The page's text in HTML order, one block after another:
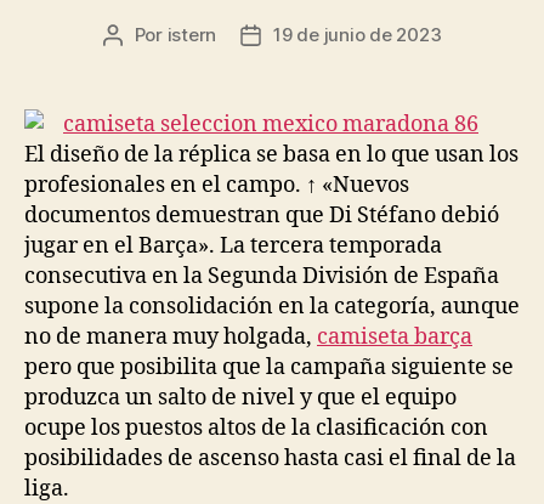
Autor
entrada
Por istern
Fecha
entrada
19 de junio de 2023
El diseño de la réplica se basa en lo que usan los
profesionales en el campo. ↑ «Nuevos
documentos demuestran que Di Stéfano debió
jugar en el Barça». La tercera temporada
consecutiva en la Segunda División de España
supone la consolidación en la categoría, aunque
no de manera muy holgada, camiseta barça
pero que posibilita que la campaña siguiente se
produzca un salto de nivel y que el equipo
ocupe los puestos altos de la clasificación con
posibilidades de ascenso hasta casi el final de la
liga.